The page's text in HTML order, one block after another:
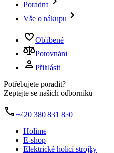
Poradna
Vše o nákupu
Oblíbené
Porovnání
Přihlásit
Potřebujete poradit?
Zeptejte se našich odborníků
+420 380 831 830
Holime
E-shop
Elektrické holicí strojky